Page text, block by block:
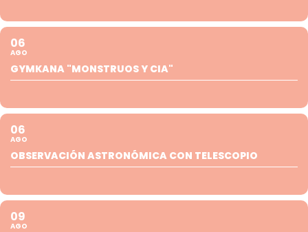
06
AGO
GYMKANA "MONSTRUOS Y CIA"
06
AGO
OBSERVACIÓN ASTRONÓMICA CON TELESCOPIO
09
AGO